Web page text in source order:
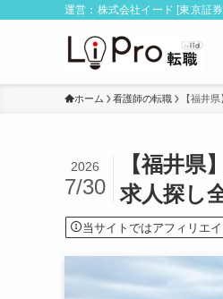
運営：株式会社イード [東京証
ホーム 看護師の転職 【福井
【福井県
求人探し
2026
7/30
当サイトではアフィリエ